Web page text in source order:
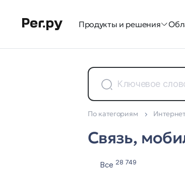
Продукты и решения
Доменные зоны
Все 35
По категориям
Связь,
Все 28 749